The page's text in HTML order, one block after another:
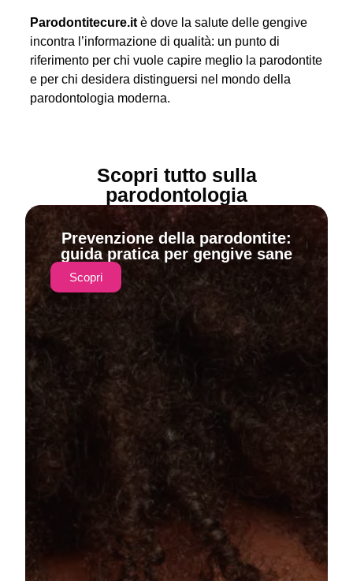
Parodontitecure.it è dove la salute delle gengive
incontra l’informazione di qualità: un punto di
riferimento per chi vuole capire meglio la parodontite
e per chi desidera distinguersi nel mondo della
parodontologia moderna.
Scopri tutto sulla
parodontologia
Prevenzione della parodontite:
guida pratica per gengive sane
Scopri